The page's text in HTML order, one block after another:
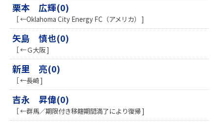
栗本 広輝(0)
［ ←Oklahoma City Energy FC（アメリカ） ]
矢島 慎也(0)
［ ←Ｇ大阪 ]
新里 亮(0)
［ ←長崎 ]
吉永 昇偉(0)
［ ←群馬／期限付き移籍期間満了により復帰 ]